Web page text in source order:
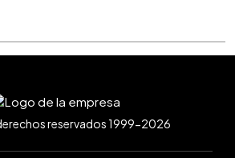
reservados 1999-2026